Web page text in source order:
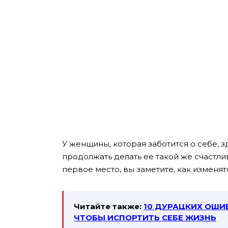
У женщины, которая заботится о себе,
продолжать делать ее такой же
первое место, вы заметите, как
Читайте также: 10 ДУРАЦКИХ
ЧТОБЫ ИСПОРТИТЬ СЕБЕ ЖИЗНЬ